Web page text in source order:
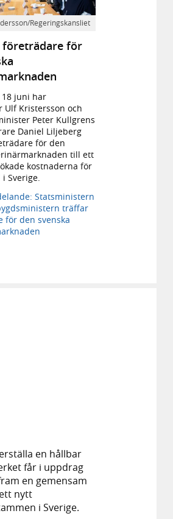
Regeringskansliet
företrädare för
18 juni har
Ulf Kristersson och
Peter Kullgrens
Daniel Liljeberg
för den
till ett
kostnaderna för
Sverige.
Statsministern
träffar
för den svenska
en hållbar
får i uppdrag
en gemensam
nytt
i Sverige.